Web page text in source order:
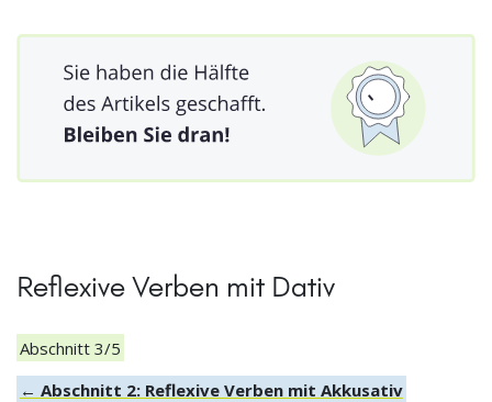
Reflexive Verben mit Dativ
Abschnitt 3/5
← Abschnitt 2: Reflexive Verben mit Akkusativ